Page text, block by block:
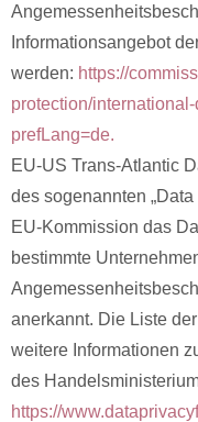
Informationsangebot
werden: https://
protection/
prefLang=de.
EU-US Trans-Atlantic
des sogenannten
EU-Kommission das
bestimmte
anerkannt. Die Liste
weitere Informationen
des
https://